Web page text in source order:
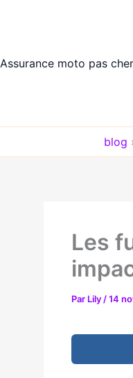
Assurance moto pas
blog
Les
Par Lily /14